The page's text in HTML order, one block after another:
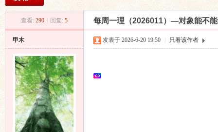
索
每日一
› › ›
查看: 290 回复: 5 每周一理（2026011）—对象能不
甲木 发表于 2026-6-20 19:50 只看该作者